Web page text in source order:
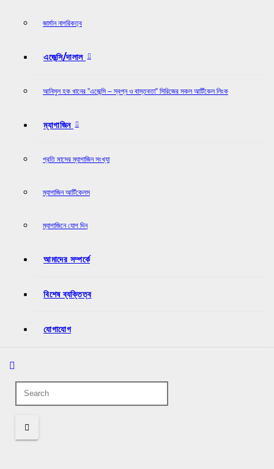
জার্মান নাগরিকত্ব
এজেন্সি/দালাল
আনিসুল হক খানের ”এজেন্সি – স্বপ্ন ও বাস্তবতা” সিরিজের সকল আর্টিকেল লিংক
ম্যাগাজিন
প্রতি মাসের ম্যাগাজিন সংখ্যা
ম্যাগাজিন আর্টিকেলস
ম্যাগাজিনে যোগ দিন
আমাদের সম্পর্কে
বিশেষ ব্যক্তিত্ব
যোগাযোগ